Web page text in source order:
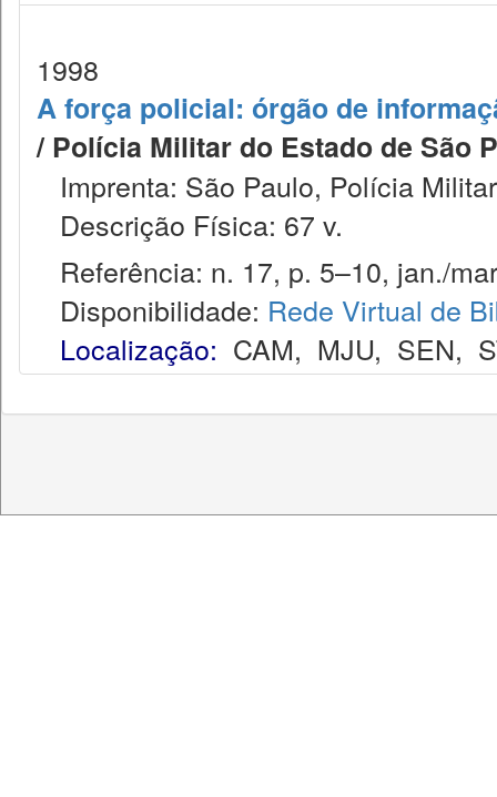
1998
A força policial: órgão de
/ Polícia Militar do Estado de São
Imprenta: São Paulo, Polícia
Descrição Física: 67 v.
Referência: n. 17, p. 5–10, jan./
Disponibilidade: Rede Virtual de
Localização: CAM, MJU, SEN,